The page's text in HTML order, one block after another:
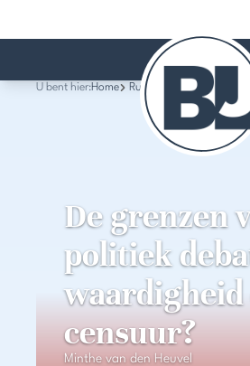
U bent hier:Home Rubrieken
De grenzen
politiek
waardigheid
censuur?
Minthe van den Heuvel